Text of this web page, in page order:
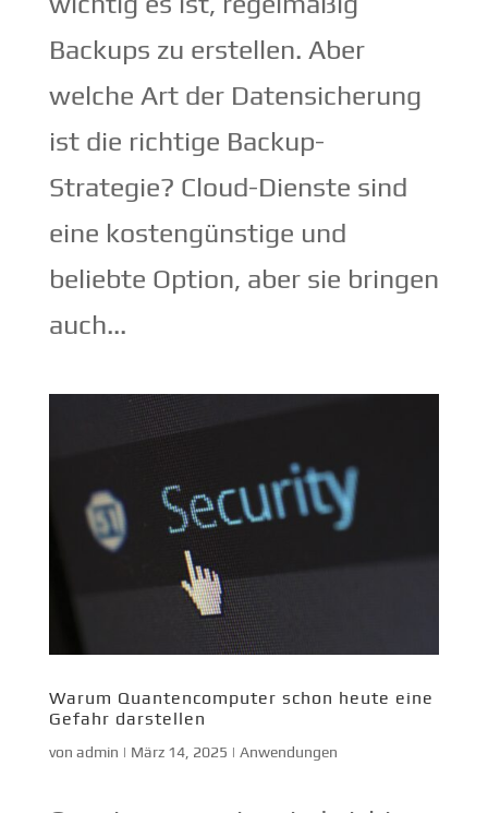
Backups zu erstellen. Aber
welche Art der Datensicherung
ist die richtige Backup-
Strategie? Cloud-Dienste sind
eine kostengünstige und
beliebte Option, aber sie bringen
auch...
Warum Quantencomputer schon heute eine
Gefahr darstellen
von admin | März 14, 2025 | Anwendungen